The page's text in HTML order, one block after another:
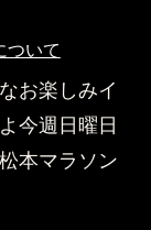
ついて
お楽しみイ
今週日曜日
本マラソン